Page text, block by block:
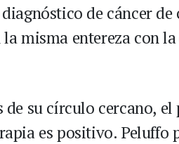
de cáncer
misma entereza con
de su círculo cercano,
es positivo. Peluffo